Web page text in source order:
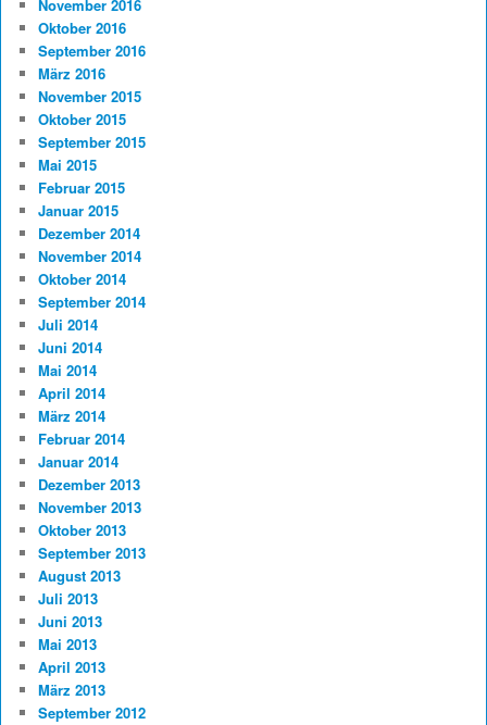
November 2016
Oktober 2016
September 2016
März 2016
November 2015
Oktober 2015
September 2015
Mai 2015
Februar 2015
Januar 2015
Dezember 2014
November 2014
Oktober 2014
September 2014
Juli 2014
Juni 2014
Mai 2014
April 2014
März 2014
Februar 2014
Januar 2014
Dezember 2013
November 2013
Oktober 2013
September 2013
August 2013
Juli 2013
Juni 2013
Mai 2013
April 2013
März 2013
September 2012